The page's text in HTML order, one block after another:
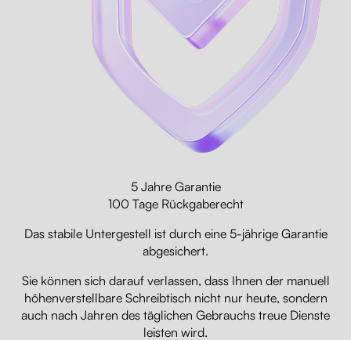
5 Jahre Garantie
100 Tage Rückgaberecht
Das stabile Untergestell ist durch eine 5-jährige Garantie
abgesichert.
Sie können sich darauf verlassen, dass Ihnen der manuell
höhenverstellbare Schreibtisch nicht nur heute, sondern
auch nach Jahren des täglichen Gebrauchs treue Dienste
leisten wird.